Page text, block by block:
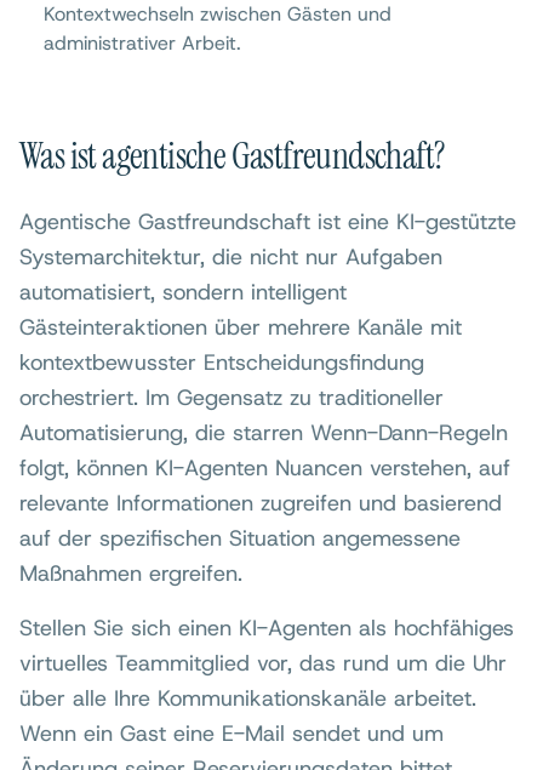
Kontextwechseln zwischen Gästen und
administrativer Arbeit.
Was ist agentische Gastfreundschaft?
Agentische Gastfreundschaft ist eine KI-gestützte
Systemarchitektur, die nicht nur Aufgaben
automatisiert, sondern intelligent
Gästeinteraktionen über mehrere Kanäle mit
kontextbewusster Entscheidungsfindung
orchestriert. Im Gegensatz zu traditioneller
Automatisierung, die starren Wenn-Dann-Regeln
folgt, können KI-Agenten Nuancen verstehen, auf
relevante Informationen zugreifen und basierend
auf der spezifischen Situation angemessene
Maßnahmen ergreifen.
Stellen Sie sich einen KI-Agenten als hochfähiges
virtuelles Teammitglied vor, das rund um die Uhr
über alle Ihre Kommunikationskanäle arbeitet.
Wenn ein Gast eine E-Mail sendet und um